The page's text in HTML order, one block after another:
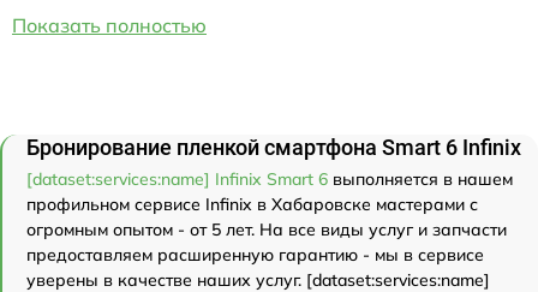
Показать полностью
Бронирование пленкой смартфона Smart 6 Infinix
[dataset:services:name] Infinix Smart 6 выполняется в нашем
профильном сервисе Infinix в Хабаровске мастерами с
огромным опытом - от 5 лет. На все виды услуг и запчасти
предоставляем расширенную гарантию - мы в сервисе
уверены в качестве наших услуг. [dataset:services:name]